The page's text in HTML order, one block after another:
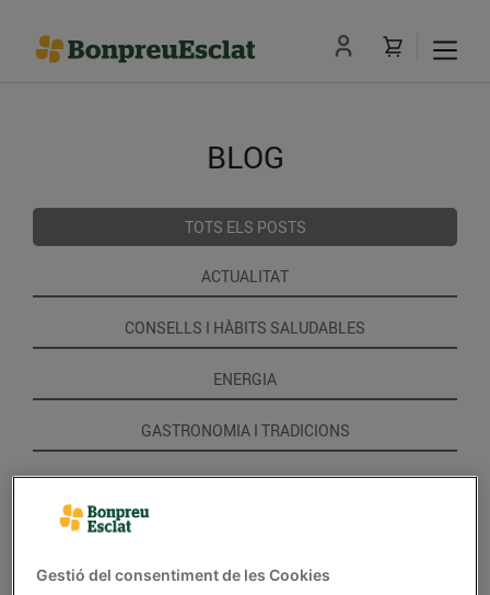
BLOG
TOTS ELS POSTS
ACTUALITAT
CONSELLS I HÀBITS SALUDABLES
ENERGIA
GASTRONOMIA I TRADICIONS
RECEPTES
Gestió del consentiment de les Cookies